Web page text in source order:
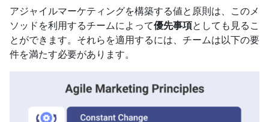
アジャイルマーケティングを構築する値と原則は、このメ
ソッドを利用するチームによって優先事項としても見るこ
とができます。それらを適用するには、チームは以下の要
件を満たす必要があります。